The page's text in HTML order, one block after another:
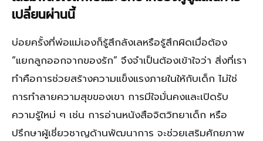
เปลี่ยนผ่านนี้
บ่อยครั้งที่พ่อแม่เองก็รู้สึกลังเลหรือรู้สึกผิดเมื่อต้อง
“แยกลูกออกจากของรัก” จึงจำเป็นต้องเข้าใจว่า สิ่งที่เรา
ทำคือการช่วยสร้างความแข็งแรงภายในให้กับเด็ก ไม่ใช่
การทำลายความสุขของเขา การมีใจมั่นคงและเปิดรับ
ความรู้ใหม่ ๆ เช่น การอ่านหนังสือจิตวิทยาเด็ก หรือ
ปรึกษาผู้เชี่ยวชาญด้านพัฒนาการ จะช่วยเสริมศักยภาพ